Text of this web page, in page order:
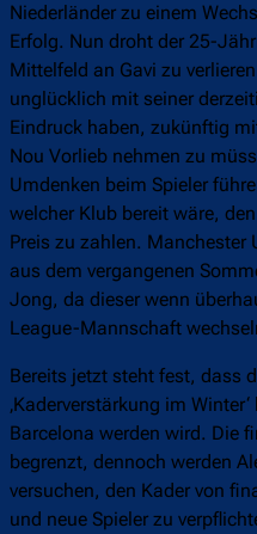
Niederländer zu einem
Erfolg. Nun droht der 25-
Mittelfeld an Gavi zu
unglücklich mit seiner
Eindruck haben, zukünftig
Nou Vorlieb nehmen zu
Umdenken beim Spieler
welcher Klub bereit wäre,
Preis zu zahlen. Manchester
aus dem vergangenen
Jong, da dieser wenn
League-Mannschaft
Bereits jetzt steht fest, dass
‚Kaderverstärkung im
Barcelona werden wird. Die
begrenzt, dennoch werden
versuchen, den Kader von
und neue Spieler zu